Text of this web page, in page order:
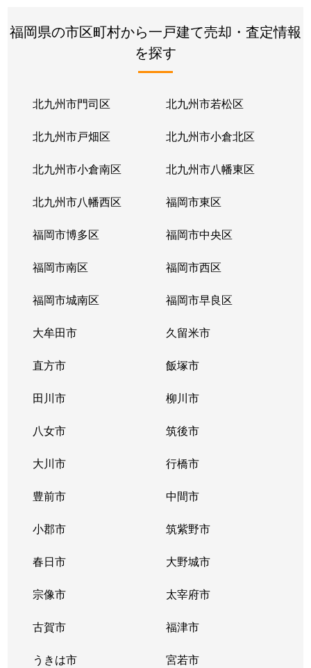
福岡県の市区町村から一戸建て売却・査定情報
を探す
北九州市門司区 北九州市若松区
北九州市戸畑区 北九州市小倉北区
北九州市小倉南区 北九州市八幡東区
北九州市八幡西区 福岡市東区
福岡市博多区 福岡市中央区
福岡市南区 福岡市西区
福岡市城南区 福岡市早良区
大牟田市 久留米市
直方市 飯塚市
田川市 柳川市
八女市 筑後市
大川市 行橋市
豊前市 中間市
小郡市 筑紫野市
春日市 大野城市
宗像市 太宰府市
古賀市 福津市
うきは市 宮若市